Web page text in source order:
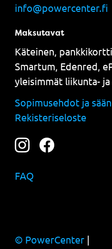
info@powercenter.fi
Maksutavat
Käteinen,
Smartum, Edenred,
yleisimmät liikunta-
Sopimusehdot ja
Rekisteriseloste
FAQ
© PowerCenter |